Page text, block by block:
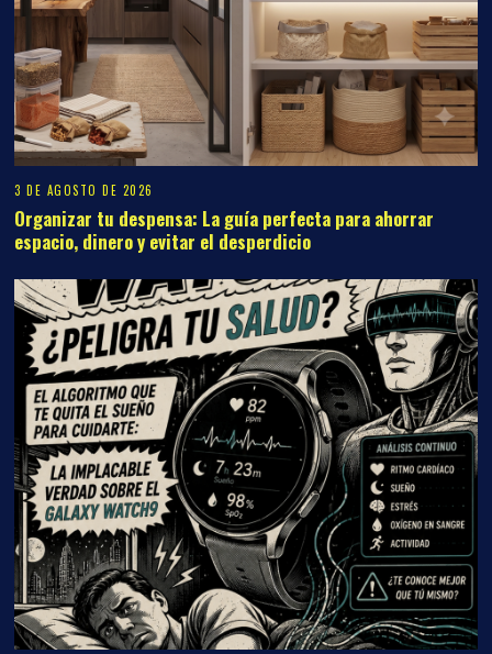
3 DE AGOSTO DE 2026
Organizar tu despensa: La guía perfecta para ahorrar
espacio, dinero y evitar el desperdicio